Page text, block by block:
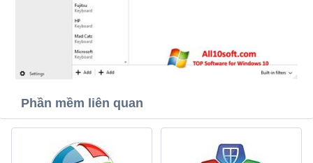
Phần mềm liên quan